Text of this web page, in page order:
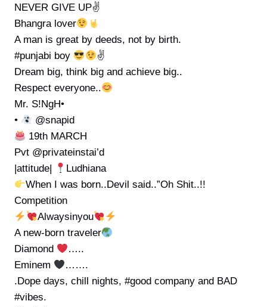
NEVER GIVE UP✌️
Bhangra lover
A man is great by deeds, not by birth.
#punjabi boy
✌
Dream big, think big and achieve big..
Respect everyone..
Mr. S!NgH•
•
@snapid
19th MARCH
Pvt @privateinstai’d
|attitude|
Ludhiana
When I was born..Devil said..”Oh Shit..!!
Competition
Alwaysinyou
A new-born traveler
Diamond
…..
Eminem
…….
.Dope days, chill nights, #good company and BAD
#vibes.